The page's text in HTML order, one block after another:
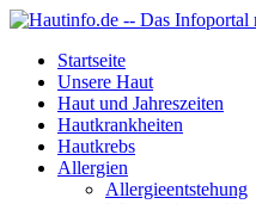
Startseite
Unsere Haut
Haut und Jahreszeiten
Hautkrankheiten
Hautkrebs
Allergien
Allergieentstehung